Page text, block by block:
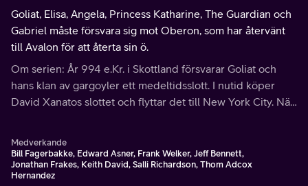
Goliat, Elisa, Angela, Princess Katharine, The Guardian och
Gabriel måste försvara sig mot Oberon, som har återvänt
till Avalon för att återta sin ö.
Om serien: År 994 e.Kr. i Skottland försvarar Goliat och
hans klan av gargoyler ett medeltidsslott. I nutid köper
David Xanatos slottet och flyttar det till New York City. När
Medverkande
Bill Fagerbakke, Edward Asner, Frank Welker, Jeff Bennett,
Jonathan Frakes, Keith David, Salli Richardson, Thom Adcox
Hernandez